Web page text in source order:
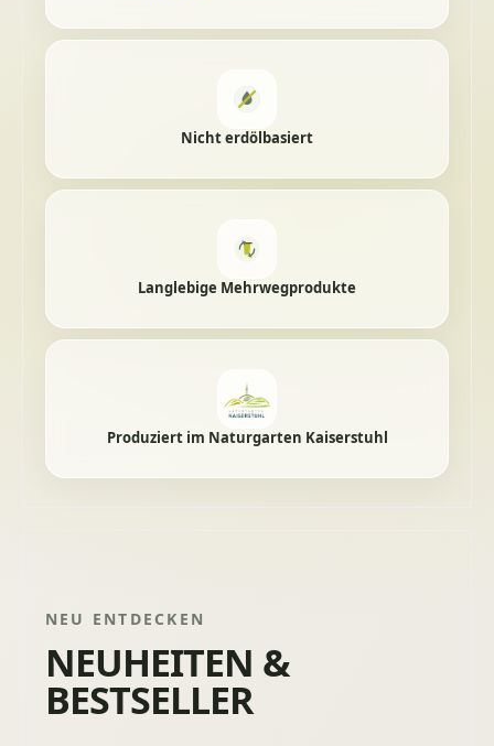
Nicht erdölbasiert
Langlebige Mehrwegprodukte
Produziert im Naturgarten Kaiserstuhl
NEU ENTDECKEN
NEUHEITEN &
BESTSELLER